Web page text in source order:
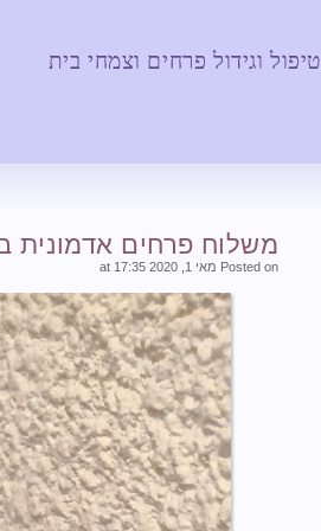
טיפול וגידול פרחים וצמחי בית
משלוח פרחים אדמונית
Posted on מאי 1, 2020 at 17:35